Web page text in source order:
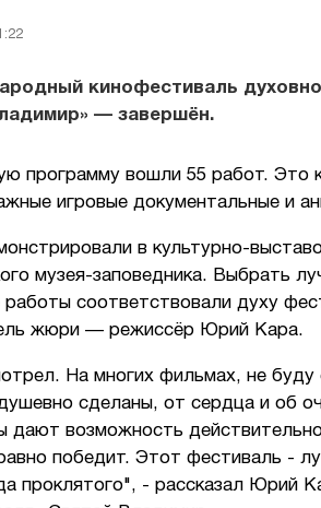
кинофестиваль
— завершён.
программу вошли 55 работ. Это
игровые документальные и
в культурно-
музея-заповедника. Выбрать
работы соответствовали духу
жюри — режиссёр Юрий Кара.
На многих фильмах, не буду
сделаны, от сердца и об
дают возможность
победит. Этот фестиваль -
проклятого", - рассказал Юрий